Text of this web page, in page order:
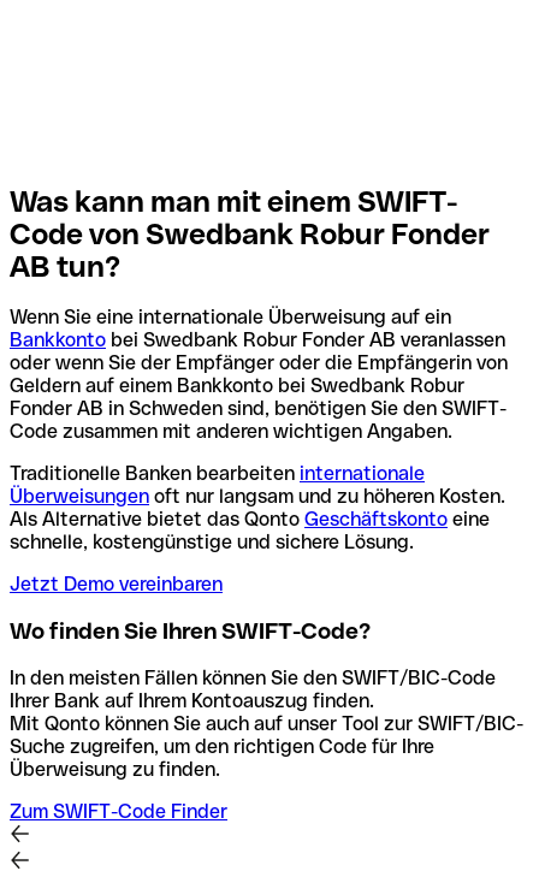
Was kann man mit einem SWIFT-
Code von Swedbank Robur Fonder
AB tun?
Wenn Sie eine internationale Überweisung auf ein
Bankkonto bei Swedbank Robur Fonder AB veranlassen
oder wenn Sie der Empfänger oder die Empfängerin von
Geldern auf einem Bankkonto bei Swedbank Robur
Fonder AB in Schweden sind, benötigen Sie den SWIFT-
Code zusammen mit anderen wichtigen Angaben.
Traditionelle Banken bearbeiten internationale
Überweisungen oft nur langsam und zu höheren Kosten.
Als Alternative bietet das Qonto Geschäftskonto eine
schnelle, kostengünstige und sichere Lösung.
Jetzt Demo vereinbaren
Wo finden Sie Ihren SWIFT-Code?
In den meisten Fällen können Sie den SWIFT/BIC-Code
Ihrer Bank auf Ihrem Kontoauszug finden.
Mit Qonto können Sie auch auf unser Tool zur SWIFT/BIC-
Suche zugreifen, um den richtigen Code für Ihre
Überweisung zu finden.
Zum SWIFT-Code Finder